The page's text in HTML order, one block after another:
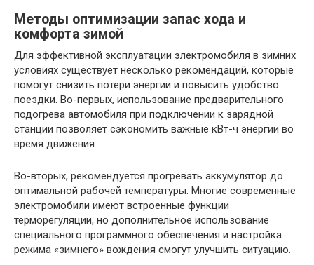
Методы оптимизации запас хода и
комфорта зимой
Для эффективной эксплуатации электромобиля в зимних
условиях существует несколько рекомендаций, которые
помогут снизить потери энергии и повысить удобство
поездки. Во-первых, использование предварительного
подогрева автомобиля при подключении к зарядной
станции позволяет сэкономить важные кВт-ч энергии во
время движения.
Во-вторых, рекомендуется прогревать аккумулятор до
оптимальной рабочей температуры. Многие современные
электромобили имеют встроенные функции
терморегуляции, но дополнительное использование
специального программного обеспечения и настройка
режима «зимнего» вождения смогут улучшить ситуацию.